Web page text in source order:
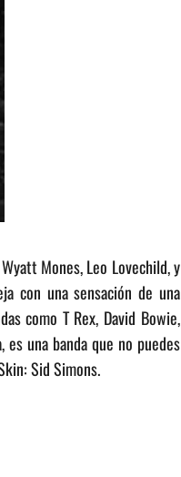
Mones, Leo Lovechild, y
con una sensación de una
como T Rex, David Bowie,
una banda que no puedes
Sid Simons.